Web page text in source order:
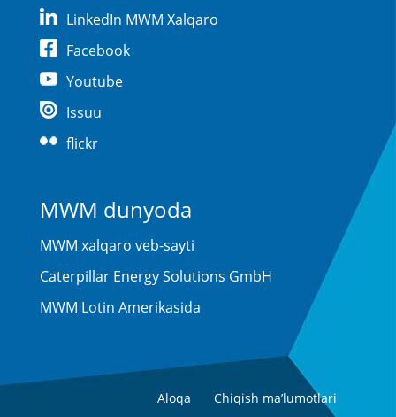
LinkedIn MWM Xalqaro
Facebook
Youtube
Issuu
flickr
MWM dunyoda
MWM xalqaro veb-sayti
Caterpillar Energy Solutions GmbH
MWM Lotin Amerikasida
Aloqa
Chiqish ma’lumotlari